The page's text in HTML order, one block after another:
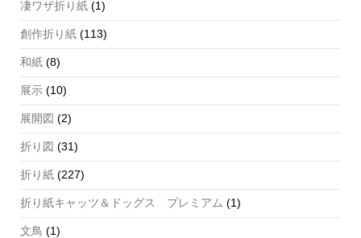
凄ワザ折り紙 (1)
創作折り紙 (113)
和紙 (8)
展示 (10)
展開図 (2)
折り図 (31)
折り紙 (227)
折り紙キャッツ＆ドッグス プレミアム (1)
文鳥 (1)